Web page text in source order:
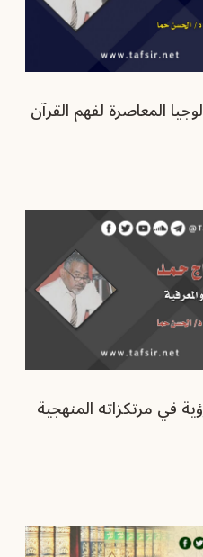
المعاصرة لفهم القرآن
في مرتكزاته المنهجية